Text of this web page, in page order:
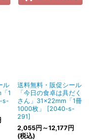
ル
1
s-
送料無料・販促シール
「今日の食卓は具だく
さん」31×22mm「1冊
1000枚」
[2040-s-
291]
2,055円 ～12,177円
(税込)